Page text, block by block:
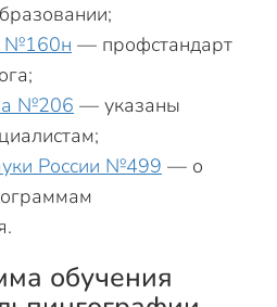
№160н — профстандарт
№206 — указаны
России №499 — о
обучения